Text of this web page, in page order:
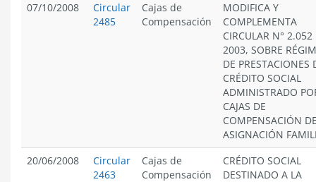
07/10/2008
Circular
2485
Cajas de
Compensación
MODIFICA Y
COMPLEMENTA
CIRCULAR N° 2.052
2003, SOBRE
DE PRESTACIONES
CRÉDITO SOCIAL
ADMINISTRADO
CAJAS DE
COMPENSACIÓN
ASIGNACIÓN
20/06/2008
Circular
2463
Cajas de
Compensación
CRÉDITO SOCIAL
DESTINADO A LA